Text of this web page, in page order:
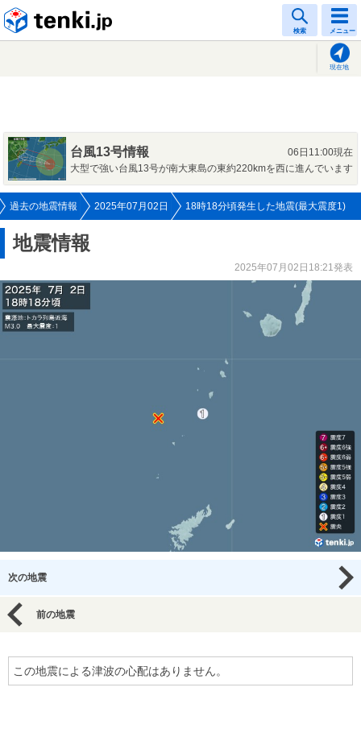
検索 メニュー
現在地
台風13号情報
06日11:00現在
大型で強い台風13号が南大東島の東約220kmを西に進んでいます
過去の地震情報 2025年07月02日 18時18分頃発生した地震(最大震度1)
地震情報
2025年07月02日18:21発表
次の地震
前の地震
この地震による津波の心配はありません。